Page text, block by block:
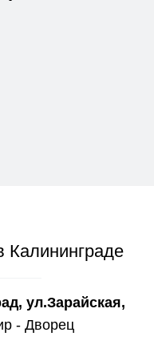
ул.Зарайская,
- Дворец